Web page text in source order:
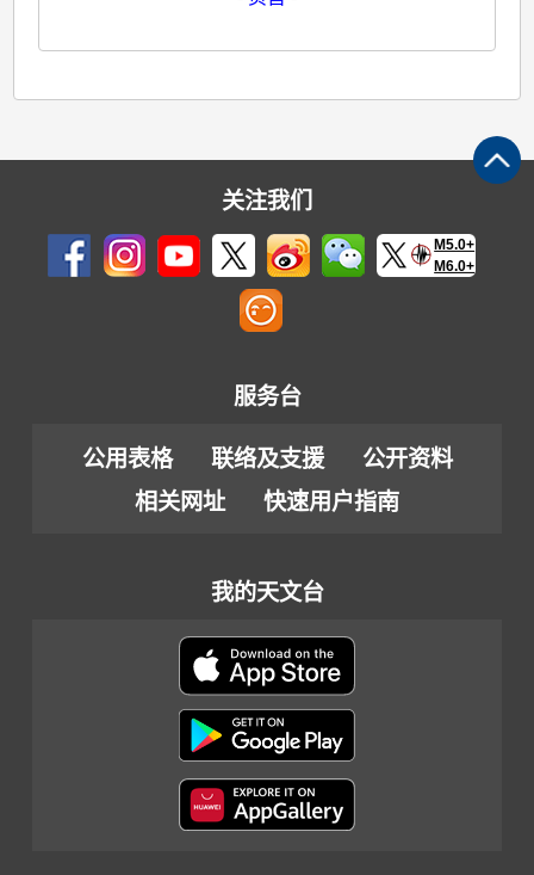
关注我们
M5.0+
M6.0+
服务台
公用表格 联络及支援
公开资料
相关网址
快速用户指南
我的天文台